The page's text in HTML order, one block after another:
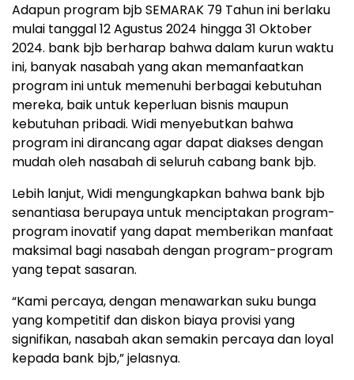
Adapun program bjb SEMARAK 79 Tahun ini berlaku
mulai tanggal 12 Agustus 2024 hingga 31 Oktober
2024. bank bjb berharap bahwa dalam kurun waktu
ini, banyak nasabah yang akan memanfaatkan
program ini untuk memenuhi berbagai kebutuhan
mereka, baik untuk keperluan bisnis maupun
kebutuhan pribadi. Widi menyebutkan bahwa
program ini dirancang agar dapat diakses dengan
mudah oleh nasabah di seluruh cabang bank bjb.
Lebih lanjut, Widi mengungkapkan bahwa bank bjb
senantiasa berupaya untuk menciptakan program-
program inovatif yang dapat memberikan manfaat
maksimal bagi nasabah dengan program-program
yang tepat sasaran.
“Kami percaya, dengan menawarkan suku bunga
yang kompetitif dan diskon biaya provisi yang
signifikan, nasabah akan semakin percaya dan loyal
kepada bank bjb,” jelasnya.